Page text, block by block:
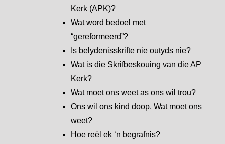
Kerk (APK)?
Wat word bedoel met
“gereformeerd”?
Is belydenisskrifte nie outyds nie?
Wat is die Skrifbeskouing van die AP
Kerk?
Wat moet ons weet as ons wil trou?
Ons wil ons kind doop. Wat moet ons
weet?
Hoe reël ek ‘n begrafnis?